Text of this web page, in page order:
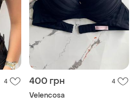
4 400 грн 4
Velencosa